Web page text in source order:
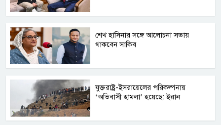
শেখ হাসিনার সঙ্গে আলোচনা সভায়
থাকবেন সাকিব
যুক্তরাষ্ট্র-ইসরায়েলের পরিকল্পনায়
‘অভিবাসী হামলা’ হয়েছে: ইরান